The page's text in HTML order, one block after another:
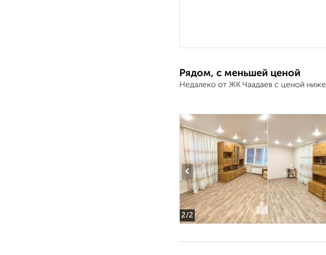
Рядом, с меньшей ценой
Недалеко от ЖК Чаадаев с ценой ниже
2/2
‹